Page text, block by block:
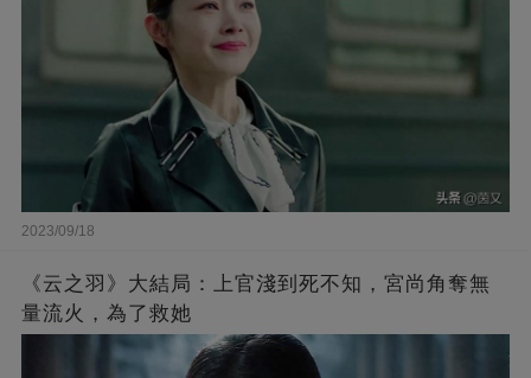
2023/09/18
《云之羽》大結局：上官淺到死不知，宮尚角奪無
量流火，為了救她